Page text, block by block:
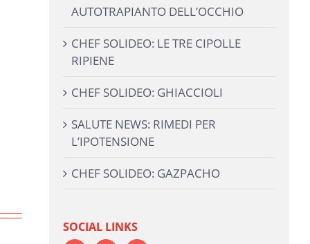
AUTOTRAPIANTO DELL’OCCHIO
CHEF SOLIDEO: LE TRE CIPOLLE
RIPIENE
CHEF SOLIDEO: GHIACCIOLI
SALUTE NEWS: RIMEDI PER
L’IPOTENSIONE
CHEF SOLIDEO: GAZPACHO
SOCIAL LINKS